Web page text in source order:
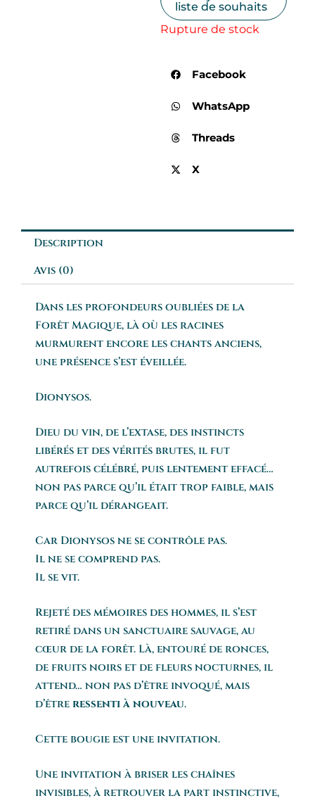
liste de souhaits
Rupture de stock
Facebook
WhatsApp
Threads
X
Description
Avis (0)
Dans les profondeurs oubliées de la
Forêt Magique, là où les racines
murmurent encore les chants anciens,
une présence s’est éveillée.
Dionysos.
Dieu du vin, de l’extase, des instincts
libérés et des vérités brutes, il fut
autrefois célébré, puis lentement effacé…
non pas parce qu’il était trop faible, mais
parce qu’il dérangeait.
Car Dionysos ne se contrôle pas.
Il ne se comprend pas.
Il se vit.
Rejeté des mémoires des hommes, il s’est
retiré dans un sanctuaire sauvage, au
cœur de la forêt. Là, entouré de ronces,
de fruits noirs et de fleurs nocturnes, il
attend… non pas d’être invoqué, mais
d’être ressenti à nouveau.
Cette bougie est une invitation.
Une invitation à briser les chaînes
invisibles, à retrouver la part instinctive,